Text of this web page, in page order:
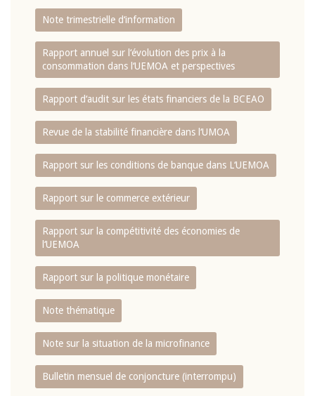
Note trimestrielle d‘information
Rapport annuel sur l‘évolution des prix à la
consommation dans l‘UEMOA et perspectives
Rapport d‘audit sur les états financiers de la BCEAO
Revue de la stabilité financière dans l‘UMOA
Rapport sur les conditions de banque dans L‘UEMOA
Rapport sur le commerce extérieur
Rapport sur la compétitivité des économies de
l‘UEMOA
Rapport sur la politique monétaire
Note thématique
Note sur la situation de la microfinance
Bulletin mensuel de conjoncture (interrompu)